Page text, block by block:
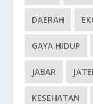
DAERAH
GAYA HIDUP
JABAR
KESEHATAN